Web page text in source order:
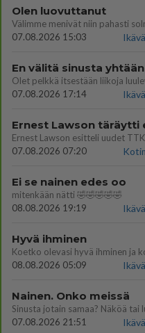
Olen luovuttanut
07.08.2026 15:03
Ikävä
En välitä sinusta yhtään
07.08.2026 17:14
Ikävä
07.08.2026 07:20
Ei se nainen edes oo
mitenkään nätti 🤣🤣🤣🤣🤣
08.08.2026 19:19
Ikävä
Hyvä ihminen
Koetko olevasi hyvä ihminen ja
08.08.2026 05:09
Ikävä
Nainen. Onko meissä
Sinusta jotain samaa? Näköä
07.08.2026 21:51
Ikävä